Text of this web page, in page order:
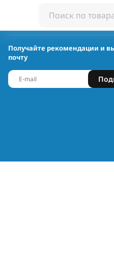
Получайте рекомендации и
почту